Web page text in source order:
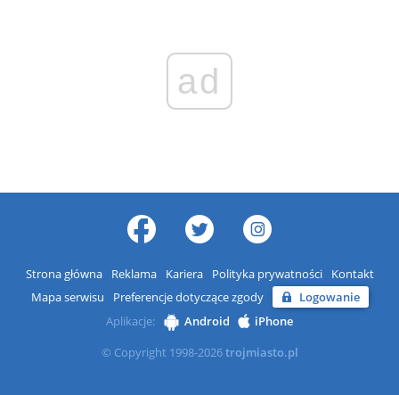
ad
Strona główna Reklama Kariera Polityka prywatności
Kontakt
Mapa serwisu
Preferencje dotyczące zgody
Logowanie
Aplikacje:
Android
iPhone
© Copyright 1998-2026trojmiasto.pl